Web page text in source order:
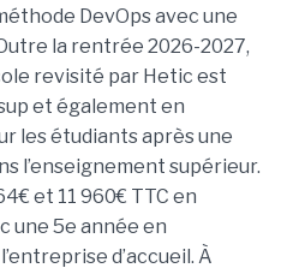
DevOps avec une
la rentrée 2026-2027,
revisité par Hetic est
et également en
les étudiants après une
l’enseignement supérieur.
et 11 960€ TTC en
une 5e année en
d’accueil. À